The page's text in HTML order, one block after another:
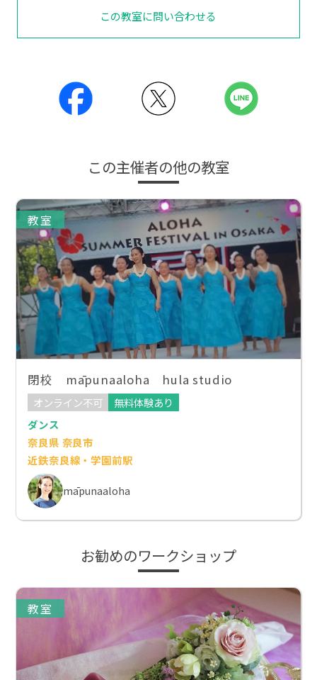
この教室に問い合わせる
この主催者の他の教室
教室
閉校 māpunaaloha hula studio
オンライン不可
無料体験あり
ダンス
奈良県 奈良市
近鉄奈良線・学園前駅
māpunaaloha
お勧めのワークショップ
教室